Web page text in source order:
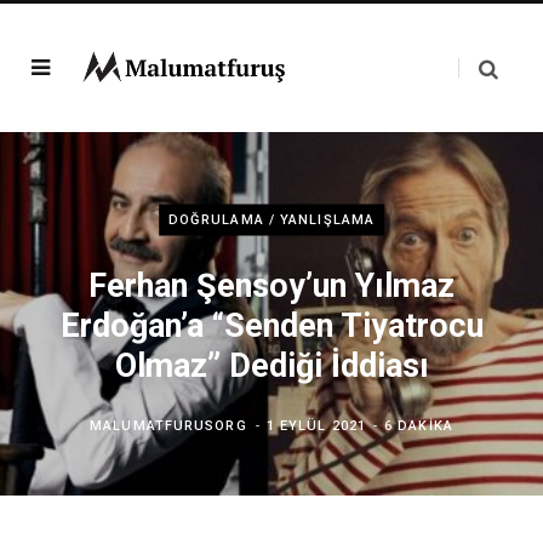
DOĞRULAMA / YANLIŞLAMA
Ferhan Şensoy’un Yılmaz
Erdoğan’a “Senden Tiyatrocu
Olmaz” Dediği İddiası
MALUMATFURUSORG 1 EYLÜL 2021 6 DAKIKA